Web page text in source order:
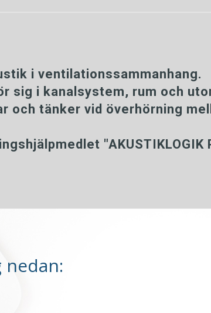
i ventilationssammanhang.
sig i kanalsystem, rum och
och tänker vid överhörning
"AKUSTIKLOGIK